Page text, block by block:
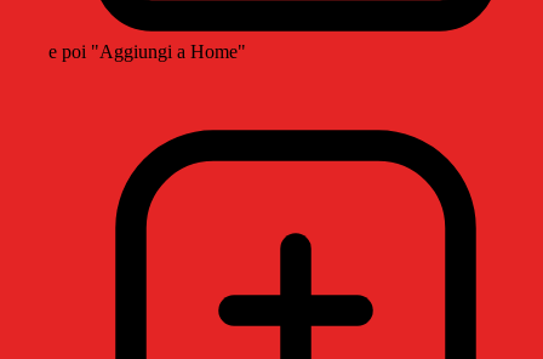
e poi "Aggiungi a Home"